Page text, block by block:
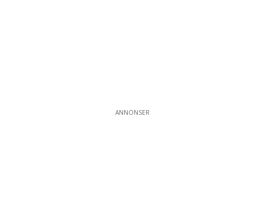
ANNONSER